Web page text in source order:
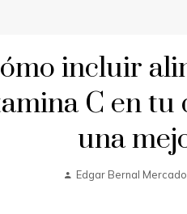
incluir
C en tu
una
Edgar Bernal Mercado